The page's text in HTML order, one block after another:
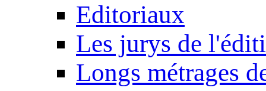
Editoriaux
Les jurys de
Longs métrages